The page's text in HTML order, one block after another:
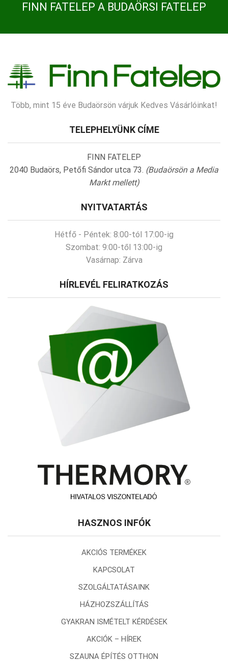
FINN FATELEP A BUDAÖRSI FATELEP
Több, mint 15 éve Budaörsön várjuk Kedves Vásárlóinkat!
TELEPHELYÜNK CÍME
FINN FATELEP
2040 Budaörs, Petőfi Sándor utca 73. (Budaörsön a Media
Markt mellett)
NYITVATARTÁS
Hétfő - Péntek: 8:00-tól 17:00-ig
Szombat: 9:00-től 13:00-ig
Vasárnap: Zárva
HÍRLEVÉL FELIRATKOZÁS
HASZNOS INFÓK
AKCIÓS TERMÉKEK
KAPCSOLAT
SZOLGÁLTATÁSAINK
HÁZHOZSZÁLLÍTÁS
GYAKRAN ISMÉTELT KÉRDÉSEK
AKCIÓK – HÍREK
SZAUNA ÉPÍTÉS OTTHON